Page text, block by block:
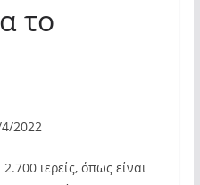
το
4/2022
ιερείς, όπως είναι